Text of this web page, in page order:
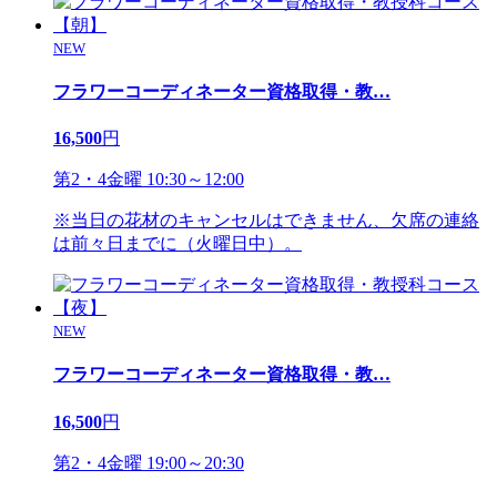
NEW
フラワーコーディネーター資格取得・教…
16,500円
第2・4金曜 10:30～12:00
※当日の花材のキャンセルはできません、欠席の連絡
は前々日までに（火曜日中）。
NEW
フラワーコーディネーター資格取得・教…
16,500円
第2・4金曜 19:00～20:30